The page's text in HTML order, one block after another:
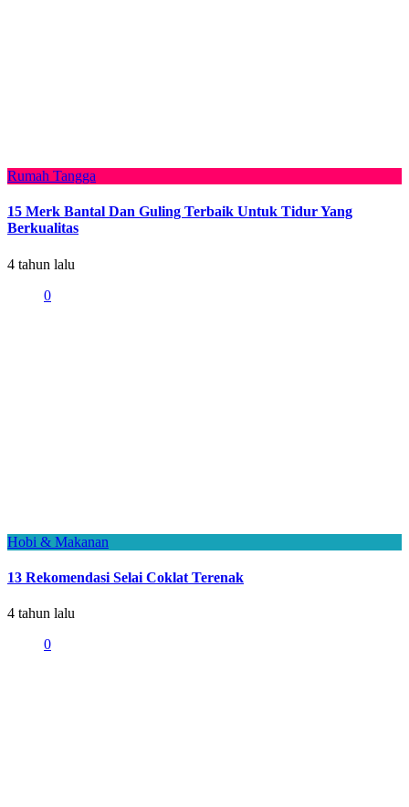
Rumah Tangga
15 Merk Bantal Dan Guling Terbaik Untuk Tidur Yang
Berkualitas
4 tahun lalu
0
Hobi & Makanan
13 Rekomendasi Selai Coklat Terenak
4 tahun lalu
0